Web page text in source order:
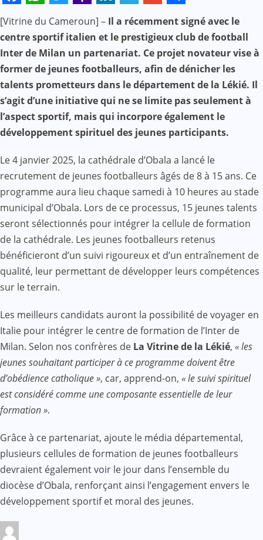
Facebook
WhatsApp
Twitter
Yahoo
Mail
LinkedIn
Telegram
Gmail
Share
[Vitrine du Cameroun] – Il a récemment signé avec le
centre sportif italien et le prestigieux club de football
Inter de Milan un partenariat. Ce projet novateur vise à
former de jeunes footballeurs, afin de dénicher les
talents prometteurs dans le département de la Lékié. Il
s’agit d’une initiative qui ne se limite pas seulement à
l’aspect sportif, mais qui incorpore également le
développement spirituel des jeunes participants.
Le 4 janvier 2025, la cathédrale d’Obala a lancé le
recrutement de jeunes footballeurs âgés de 8 à 15 ans. Ce
programme aura lieu chaque samedi à 10 heures au stade
municipal d’Obala. Lors de ce processus, 15 jeunes talents
seront sélectionnés pour intégrer la cellule de formation
de la cathédrale. Les jeunes footballeurs retenus
bénéficieront d’un suivi rigoureux et d’un entraînement de
qualité, leur permettant de développer leurs compétences
sur le terrain.
Les meilleurs candidats auront la possibilité de voyager en
Italie pour intégrer le centre de formation de l’Inter de
Milan. Selon nos confrères de La Vitrine de la Lékié, « les
jeunes souhaitant participer à ce programme doivent être
d’obédience catholique », car, apprend-on, « le suivi spirituel
est considéré comme une composante essentielle de leur
formation ».
Grâce à ce partenariat, ajoute le média départemental,
plusieurs cellules de formation de jeunes footballeurs
devraient également voir le jour dans l’ensemble du
diocèse d’Obala, renforçant ainsi l’engagement envers le
développement sportif et moral des jeunes.